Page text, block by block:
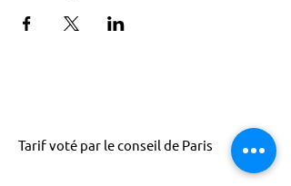
Tarif voté par le conseil de Paris